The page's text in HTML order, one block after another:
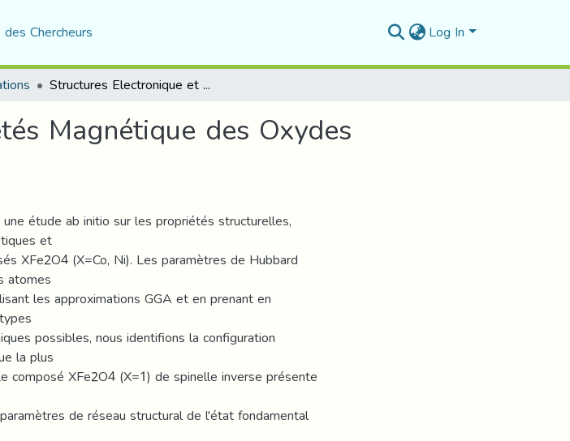
Chercheurs Log In
Structures Electronique et Propriétés Magnétique des Oxydes Magnétiques
Magnétique des Oxydes
étude ab initio sur les propriétés structurelles,
et
XFe2O4 (X=Co, Ni). Les paramètres de Hubbard
atomes
les approximations GGA et en prenant en
possibles, nous identifions la configuration
la plus
composé XFe2O4 (X=1) de spinelle inverse présente
de réseau structural de l'état fondamental